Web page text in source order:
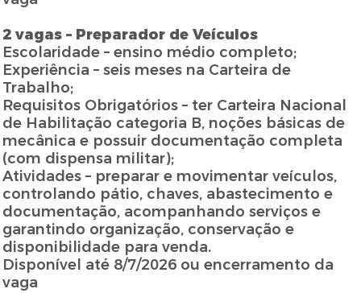
2 vagas – Preparador de Veículos
Escolaridade – ensino médio completo;
Experiência – seis meses na Carteira de
Trabalho;
Requisitos Obrigatórios – ter Carteira Nacional
de Habilitação categoria B, noções básicas de
mecânica e possuir documentação completa
(com dispensa militar);
Atividades – preparar e movimentar veículos,
controlando pátio, chaves, abastecimento e
documentação, acompanhando serviços e
garantindo organização, conservação e
disponibilidade para venda.
Disponível até 8/7/2026 ou encerramento da
vaga